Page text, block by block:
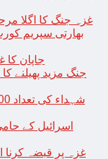
غزہ جنگ کا اگلا
بھارتی سپریم
جاپان کا غزہ کے لیے
جنگ مزید پھیلنے
غزہ پر قبضہ